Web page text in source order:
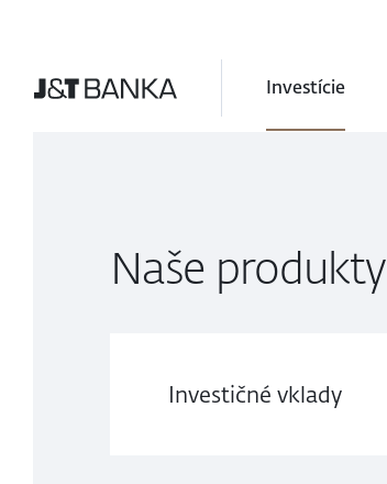
Investície
Naše produkty
Investičné vklady